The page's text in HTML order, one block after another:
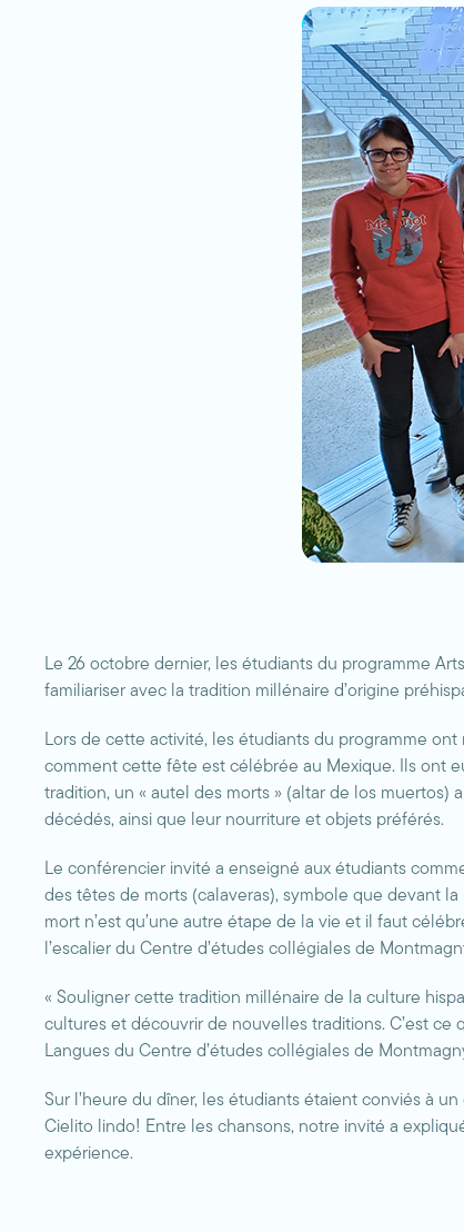
Le 26 octobre dernier, les étudiants du programme
familiariser avec la tradition millénaire d’origine
Lors de cette activité, les étudiants du programme
comment cette fête est célébrée au Mexique. Ils ont
tradition, un « autel des morts » (altar de los
décédés, ainsi que leur nourriture et objets préférés.
Le conférencier invité a enseigné aux étudiants
des têtes de morts (calaveras), symbole que devant
mort n’est qu’une autre étape de la vie et il faut
l’escalier du Centre d’études collégiales de
« Souligner cette tradition millénaire de la culture
cultures et découvrir de nouvelles traditions. C’est
Langues du Centre d’études collégiales de
Sur l’heure du dîner, les étudiants étaient conviés à
Cielito lindo! Entre les chansons, notre invité a
expérience.